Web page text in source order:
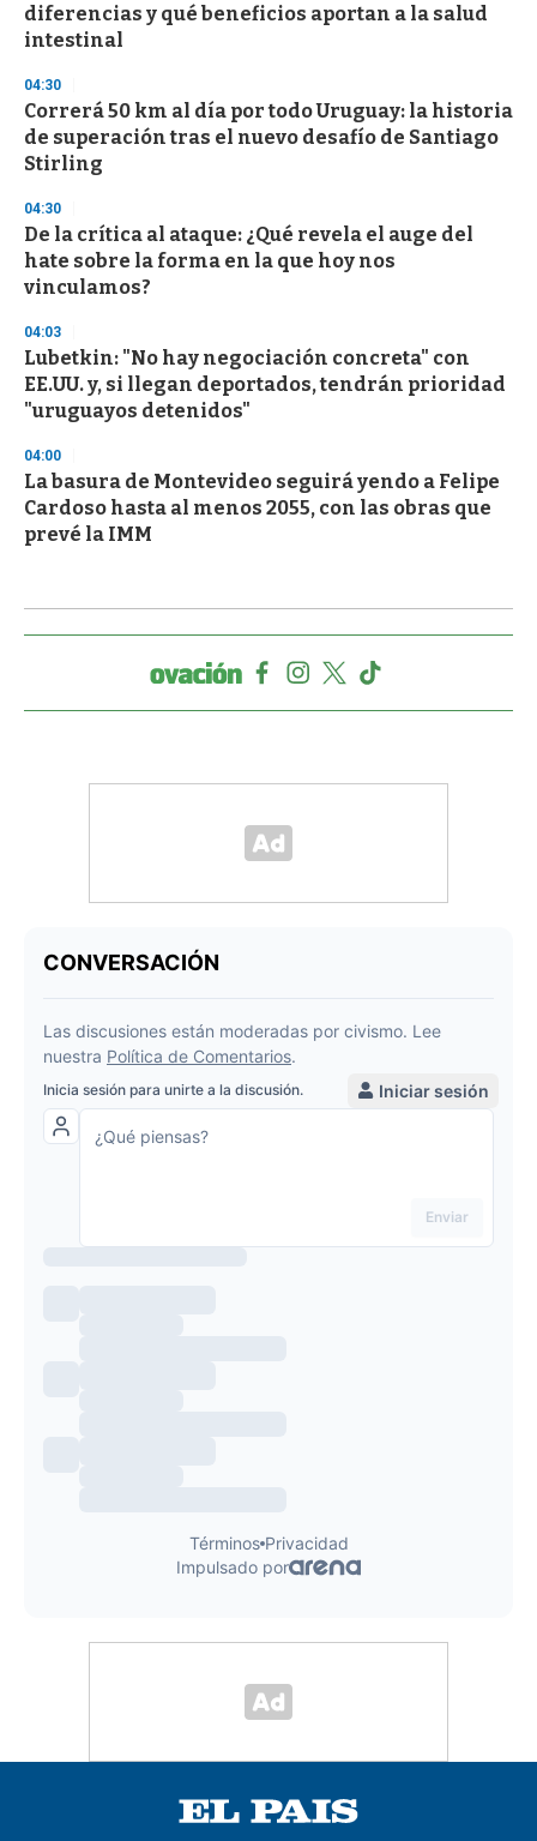
diferencias y qué beneficios aportan a la salud
intestinal
04:30
Correrá 50 km al día por todo Uruguay: la historia
de superación tras el nuevo desafío de Santiago
Stirling
04:30
De la crítica al ataque: ¿Qué revela el auge del
hate sobre la forma en la que hoy nos
vinculamos?
04:03
Lubetkin: "No hay negociación concreta" con
EE.UU. y, si llegan deportados, tendrán prioridad
"uruguayos detenidos"
04:00
La basura de Montevideo seguirá yendo a Felipe
Cardoso hasta al menos 2055, con las obras que
prevé la IMM